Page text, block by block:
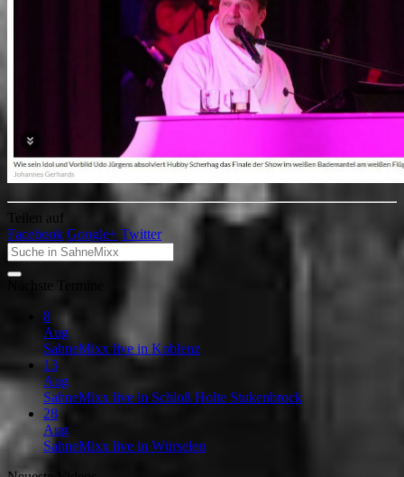
Teilen auf
Facebook Google+ Twitter
Nächste Termine
8
Aug
SahneMixx live in Koblenz
13
Aug
SahneMixx live in Schloß Holte Stukenbrock
28
Aug
SahneMixx live in Würselen